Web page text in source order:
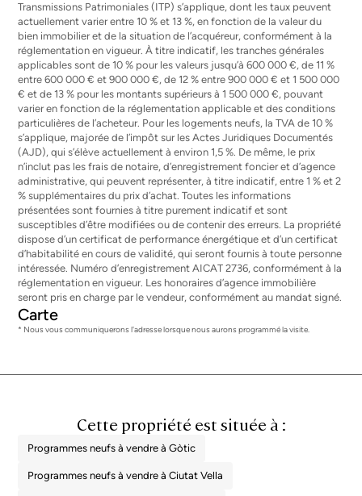
Transmissions Patrimoniales (ITP) s’applique, dont les taux peuvent
actuellement varier entre 10 % et 13 %, en fonction de la valeur du
bien immobilier et de la situation de l’acquéreur, conformément à la
réglementation en vigueur. À titre indicatif, les tranches générales
applicables sont de 10 % pour les valeurs jusqu’à 600 000 €, de 11 %
entre 600 000 € et 900 000 €, de 12 % entre 900 000 € et 1 500 000
€ et de 13 % pour les montants supérieurs à 1 500 000 €, pouvant
varier en fonction de la réglementation applicable et des conditions
particulières de l’acheteur. Pour les logements neufs, la TVA de 10 %
s’applique, majorée de l’impôt sur les Actes Juridiques Documentés
(AJD), qui s’élève actuellement à environ 1,5 %. De même, le prix
n’inclut pas les frais de notaire, d’enregistrement foncier et d’agence
administrative, qui peuvent représenter, à titre indicatif, entre 1 % et 2
% supplémentaires du prix d’achat. Toutes les informations
présentées sont fournies à titre purement indicatif et sont
susceptibles d’être modifiées ou de contenir des erreurs. La propriété
dispose d’un certificat de performance énergétique et d’un certificat
d’habitabilité en cours de validité, qui seront fournis à toute personne
intéressée. Numéro d’enregistrement AICAT 2736, conformément à la
réglementation en vigueur. Les honoraires d’agence immobilière
seront pris en charge par le vendeur, conformément au mandat signé.
Carte
* Nous vous communiquerons l'adresse lorsque nous aurons programmé la visite.
Cette propriété est située à :
Programmes neufs à vendre à Gòtic
Programmes neufs à vendre à Ciutat Vella